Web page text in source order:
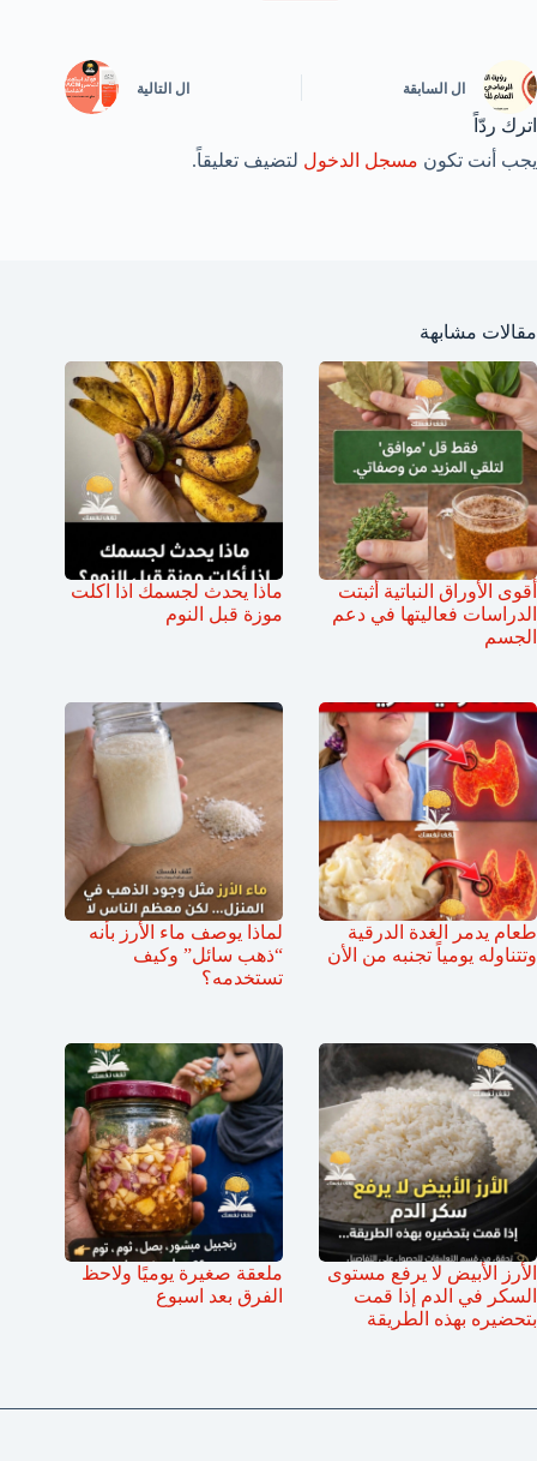
ال السابقة ال التالية
اترك ردّاً
يجب أنت تكون مسجل الدخول لتضيف تعليقاً.
مقالات مشابهة
أقوى الأوراق النباتية أثبتت
الدراسات فعاليتها في دعم
الجسم
ماذا يحدث لجسمك اذا اكلت
موزة قبل النوم
طعام يدمر الغدة الدرقية
وتتناوله يومياً تجنبه من الأن
لماذا يوصف ماء الأرز بأنه
“ذهب سائل” وكيف
تستخدمه؟
الأرز الأبيض لا يرفع مستوى
السكر في الدم إذا قمت
بتحضيره بهذه الطريقة
ملعقة صغيرة يوميًا ولاحظ
الفرق بعد اسبوع